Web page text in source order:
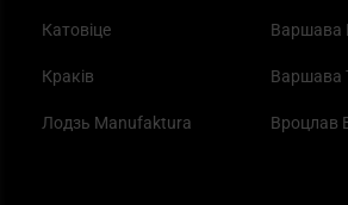
Катовіце
Краків
Лодзь Manufaktura
Варшава
Варшава
Вроцлав